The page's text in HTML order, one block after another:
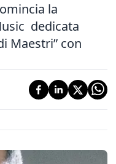
la
dedicata
Maestri” con